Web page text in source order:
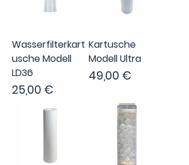
Wasserfilterkart
usche Modell
LD36
Preis
25,00 €
Kartusche
Modell Ultra
Preis
49,00 €